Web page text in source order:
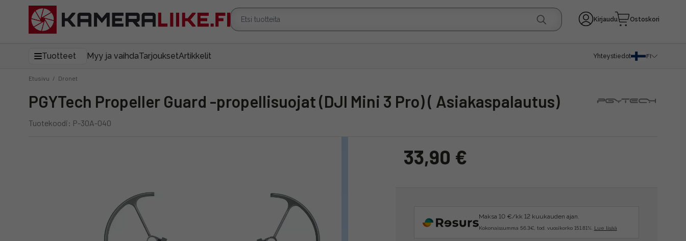
Kirjaudu Ostoskori
Tuotteet Myy ja vaihdaTarjouksetArtikkelit Yhteystiedot FI
Etusivu / Dronet
PGYTech Propeller Guard -propellisuojat (DJI Mini 3 Pro) ( Asiakaspalautus)
Tuotekoodi: P-30A-040
33,90 €
Maksa 10 €/kk 12 kuukauden ajan.
Kokonaissumma 56.3€, tod. vuosikorko 151.81%. Lue lisää